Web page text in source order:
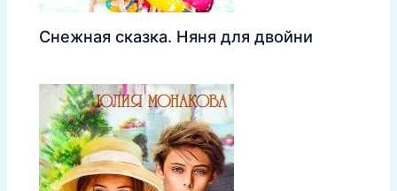
Снежная сказка. Няня для двойни